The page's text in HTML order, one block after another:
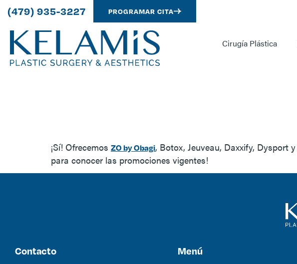
(479) 935-3227 PROGRAMAR CITA
Cirugía Plástica
¡Sí! Ofrecemos ZO by Obagi, Botox, Jeuveau, Daxxify, Dysport y
para conocer las promociones vigentes!
Contacto Menú